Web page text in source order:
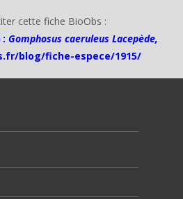
cette fiche BioObs :
Gomphosus caeruleus Lacepède,
blog/fiche-espece/1915/